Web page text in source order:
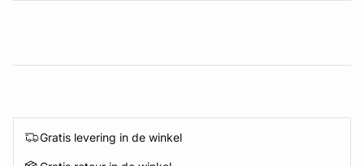
Gratis levering in de winkel